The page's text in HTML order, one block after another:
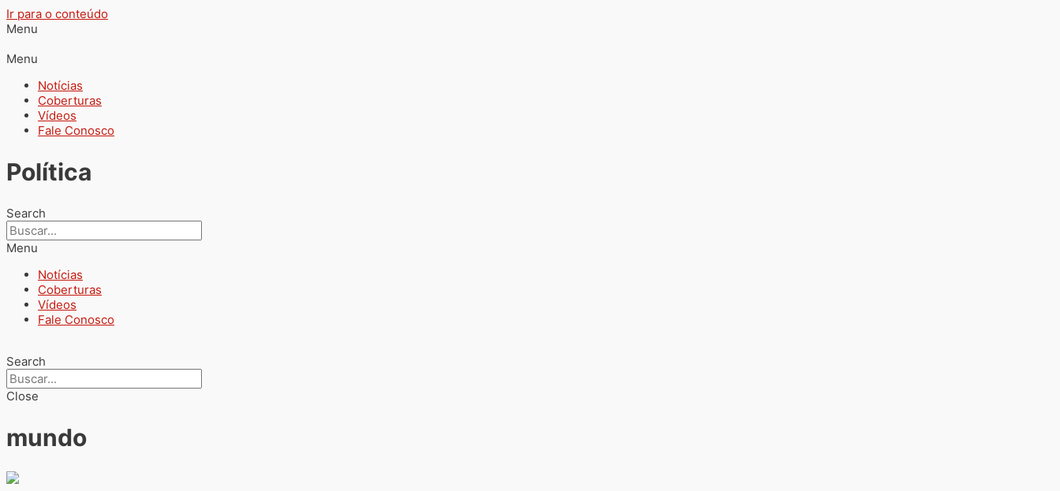
Ir para o conteúdo
Menu
Menu
Notícias
Coberturas
Vídeos
Fale Conosco
Política
Search
Menu
Notícias
Coberturas
Vídeos
Fale Conosco
Search
Close
mundo